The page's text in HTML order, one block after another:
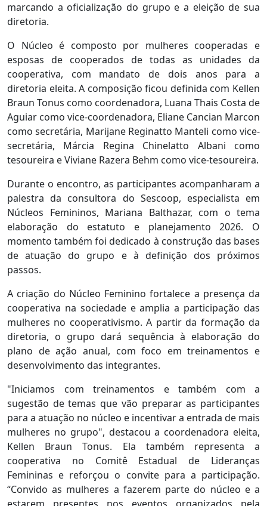
marcando a oficialização do grupo e a eleição de sua
diretoria.
O Núcleo é composto por mulheres cooperadas e
esposas de cooperados de todas as unidades da
cooperativa, com mandato de dois anos para a
diretoria eleita. A composição ficou definida com Kellen
Braun Tonus como coordenadora, Luana Thais Costa de
Aguiar como vice-coordenadora, Eliane Cancian Marcon
como secretária, Marijane Reginatto Manteli como vice-
secretária, Márcia Regina Chinelatto Albani como
tesoureira e Viviane Razera Behm como vice-tesoureira.
Durante o encontro, as participantes acompanharam a
palestra da consultora do Sescoop, especialista em
Núcleos Femininos, Mariana Balthazar, com o tema
elaboração do estatuto e planejamento 2026. O
momento também foi dedicado à construção das bases
de atuação do grupo e à definição dos próximos
passos.
A criação do Núcleo Feminino fortalece a presença da
cooperativa na sociedade e amplia a participação das
mulheres no cooperativismo. A partir da formação da
diretoria, o grupo dará sequência à elaboração do
plano de ação anual, com foco em treinamentos e
desenvolvimento das integrantes.
"Iniciamos com treinamentos e também com a
sugestão de temas que vão preparar as participantes
para a atuação no núcleo e incentivar a entrada de mais
mulheres no grupo", destacou a coordenadora eleita,
Kellen Braun Tonus. Ela também representa a
cooperativa no Comitê Estadual de Lideranças
Femininas e reforçou o convite para a participação.
“Convido as mulheres a fazerem parte do núcleo e a